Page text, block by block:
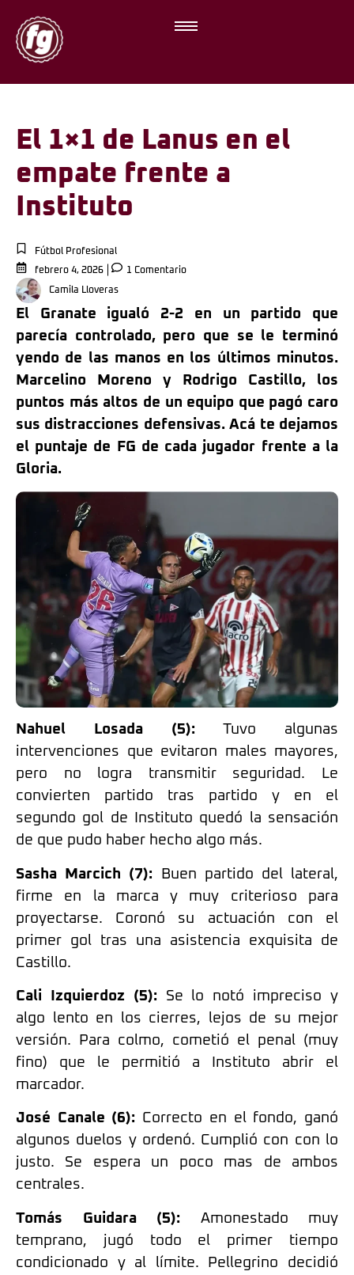
El 1×1 de Lanus en el
empate frente a
Instituto
Fútbol Profesional
febrero 4, 2026
1 Comentario
Camila Lloveras
El Granate igualó 2-2 en un partido que
parecía controlado, pero que se le terminó
yendo de las manos en los últimos minutos.
Marcelino Moreno y Rodrigo Castillo, los
puntos más altos de un equipo que pagó caro
sus distracciones defensivas. Acá te dejamos
el puntaje de FG de cada jugador frente a la
Gloria.
Nahuel Losada (5):Tuvo algunas
intervenciones que evitaron males mayores,
pero no logra transmitir seguridad. Le
convierten partido tras partido y en el
segundo gol de Instituto quedó la sensación
de que pudo haber hecho algo más.
Sasha Marcich (7): Buen partido del lateral,
firme en la marca y muy criterioso para
proyectarse. Coronó su actuación con el
primer gol tras una asistencia exquisita de
Castillo.
Cali Izquierdoz (5): Se lo notó impreciso y
algo lento en los cierres, lejos de su mejor
versión. Para colmo, cometió el penal (muy
fino) que le permitió a Instituto abrir el
marcador.
José Canale (6): Correcto en el fondo, ganó
algunos duelos y ordenó. Cumplió con con lo
justo. Se espera un poco mas de ambos
centrales.
Tomás Guidara (5): Amonestado muy
temprano, jugó todo el primer tiempo
condicionado y al límite. Pellegrino decidió